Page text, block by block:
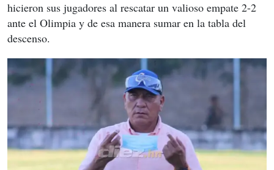
hicieron sus jugadores al rescatar un valioso empate 2-2
ante el Olimpia y de esa manera sumar en la tabla del
descenso.